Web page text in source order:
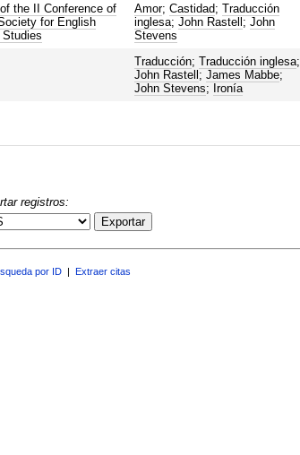
the II Conference of
for English
Studies
Amor; Castidad; Traducción
inglesa; John Rastell ; John
Stevens
Traducción; Traducción inglesa;
John Rastell ; James Mabbe;
John Stevens; Ironía
registros:
Exportar
por ID Extraer citas